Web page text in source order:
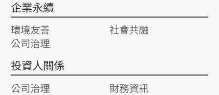
企業永續
環境友善
社會共融
公司治理
投資人關係
公司治理
財務資訊